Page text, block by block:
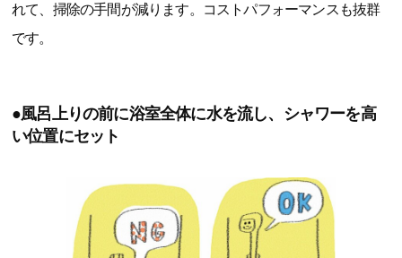
れて、掃除の手間が減ります。コストパフォーマンスも抜群
です。
●風呂上りの前に浴室全体に水を流し、シャワーを高
い位置にセット